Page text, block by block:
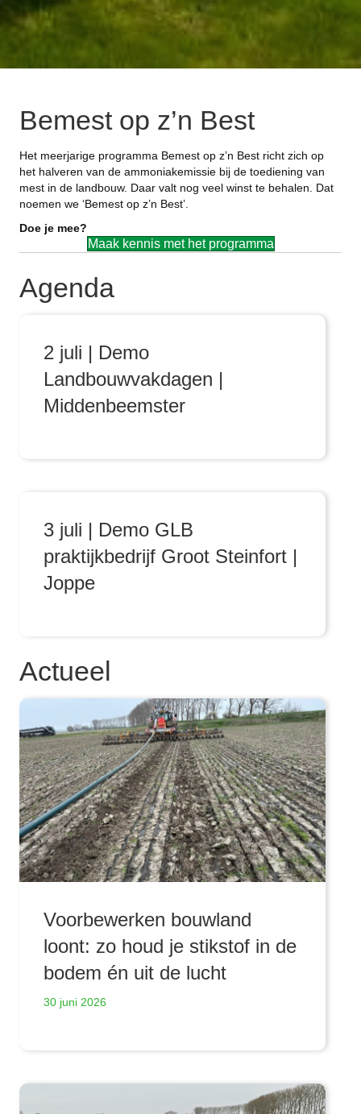
Bemest op z’n Best
Het meerjarige programma Bemest op z’n Best richt zich op
het halveren van de ammoniakemissie bij de toediening van
mest in de landbouw. Daar valt nog veel winst te behalen. Dat
noemen we ‘Bemest op z’n Best’.
Doe je mee?
Maak kennis met het programma
Agenda
2 juli | Demo
Landbouwvakdagen |
Middenbeemster
3 juli | Demo GLB
praktijkbedrijf Groot Steinfort |
Joppe
Actueel
Voorbewerken bouwland
loont: zo houd je stikstof in de
bodem én uit de lucht
30 juni 2026